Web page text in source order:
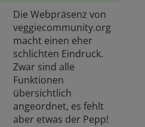
Die Webpräsenz von
veggiecommunity.org
macht einen eher
schlichten Eindruck.
Zwar sind alle
Funktionen
übersichtlich
angeordnet, es fehlt
aber etwas der Pepp!